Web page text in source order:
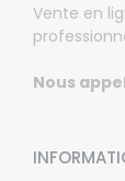
Vente en
Nous